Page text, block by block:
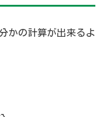
かの計算が出来るよ